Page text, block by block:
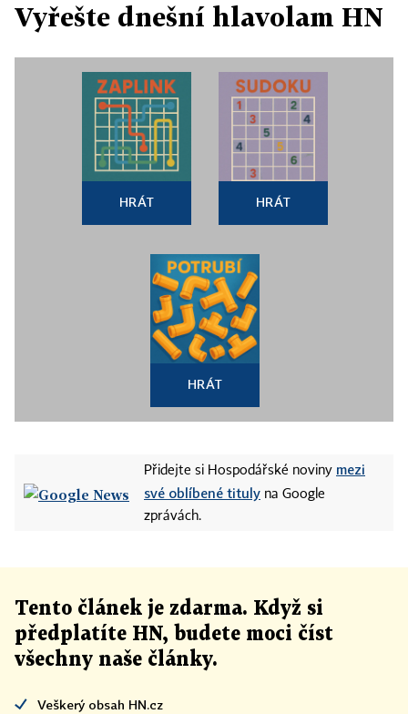
Vyřešte dnešní hlavolam HN
HRÁT HRÁT
HRÁT
Přidejte si Hospodářské noviny mezi
své oblíbené tituly na Google
zprávách.
Tento článek je zdarma. Když si
předplatíte HN, budete moci číst
všechny naše články.
Veškerý obsah HN.cz